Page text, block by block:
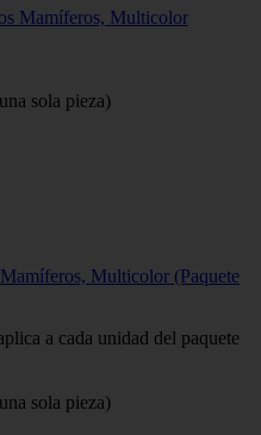
Mamíferos, Multicolor
sola pieza)
Multicolor (Paquete
a cada unidad del paquete
sola pieza)